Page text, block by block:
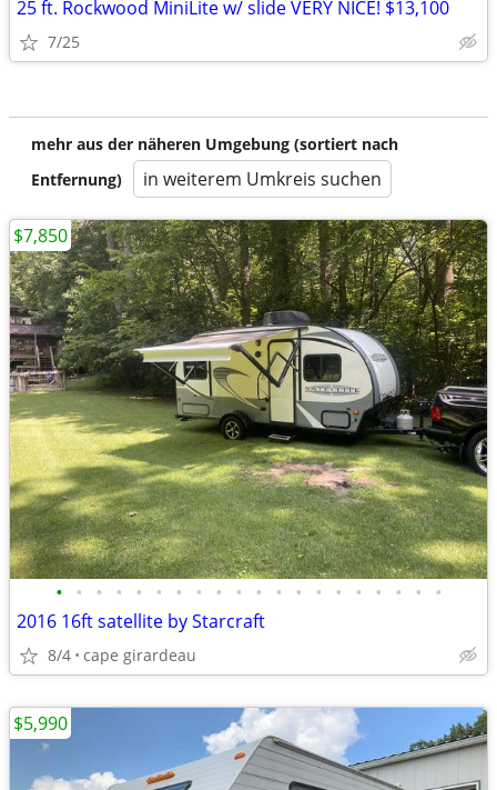
25 ft. Rockwood MiniLite w/ slide VERY NICE! $13,100
7/25
mehr aus der näheren Umgebung (sortiert nach
Entfernung)
in weiterem Umkreis suchen
• • • • • • • • • • • • • • • • • • • •
2016 16ft satellite by Starcraft
8/4 cape girardeau
$7,850
$5,990